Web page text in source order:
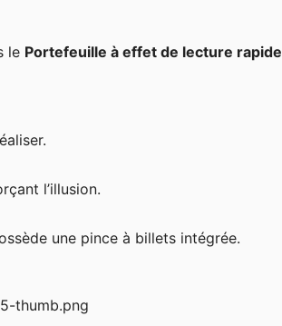
le Portefeuille à effet de lecture rapide
l’illusion.
une pince à billets intégrée.
thumb.png